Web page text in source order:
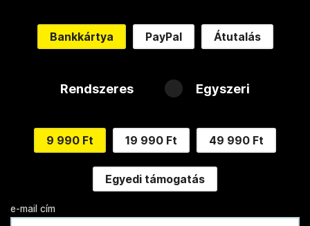
Bankkártya PayPal Átutalás
Rendszeres Egyszeri
9 990 Ft 19 990 Ft 49 990 Ft
Egyedi támogatás
e-mail cím